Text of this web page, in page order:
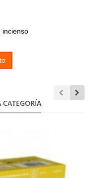
incienso